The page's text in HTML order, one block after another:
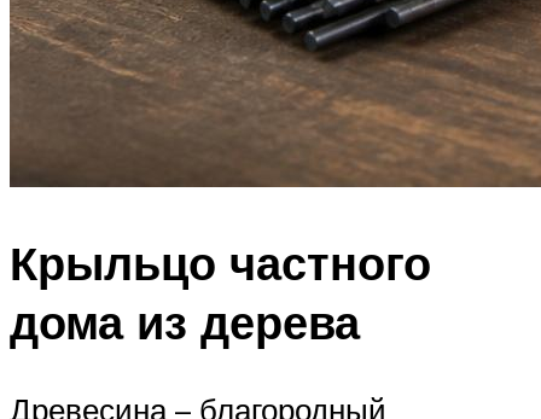
Крыльцо частного
дома из дерева
Древесина – благородный